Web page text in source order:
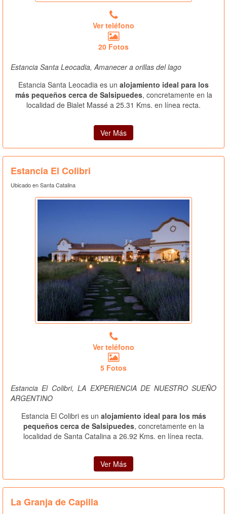
Ver teléfono
20 Fotos
Estancia Santa Leocadia, Amanecer a orillas del lago
Estancia Santa Leocadia es un alojamiento ideal para los
más pequeños cerca de Salsipuedes, concretamente en la
localidad de Bialet Massé a 25.31 Kms. en línea recta.
Ver Más
Estancia El Colibri
Ubicado en Santa Catalina
Ver teléfono
5 Fotos
Estancia El Colibri, LA EXPERIENCIA DE NUESTRO SUEÑO
ARGENTINO
Estancia El Colibri es un alojamiento ideal para los más
pequeños cerca de Salsipuedes, concretamente en la
localidad de Santa Catalina a 26.92 Kms. en línea recta.
Ver Más
La Granja de Capilla